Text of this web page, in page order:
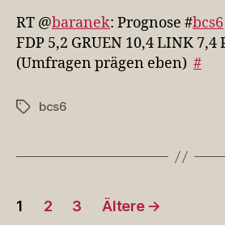
RT @baranek: Prognose #bcs6
FDP 5,2 GRUEN 10,4 LINK 7,4
(Umfragen prägen eben) #
Schlagwörter
bcs6
1 2 3 Ältere →